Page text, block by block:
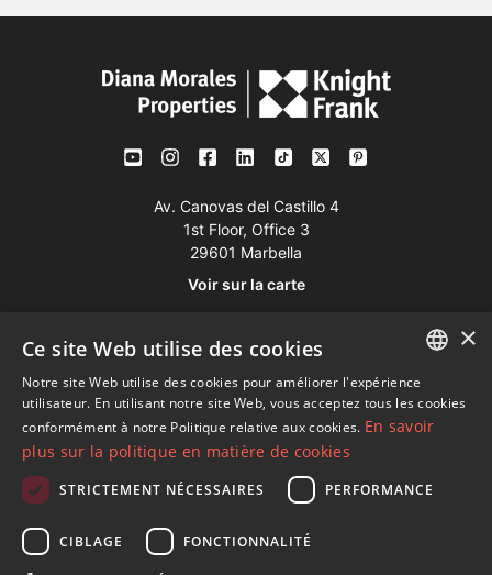
Av. Canovas del Castillo 4
1st Floor, Office 3
29601 Marbella
Voir sur la carte
Tél:+34 952 765 138
Mob:+34 601 636 766
Whatsapp:+34 952 765 138
info@dmproperties.com
www.dmproperties.com
© Copyright 1989 - 2026 Diana Morales Properties Knight
Frank ·
Termes et conditions d'utilisation du site Web
ENGLISH
SPANISH
×
Ce site Web utilise des cookies
Notre site Web utilise des cookies pour améliorer l'expérience
utilisateur. En utilisant notre site Web, vous acceptez tous les cookies
conformément à notre Politique relative aux cookies. En savoir
plus sur la politique en matière de cookies
STRICTEMENT NÉCESSAIRES PERFORMANCE
CIBLAGE FONCTIONNALITÉ